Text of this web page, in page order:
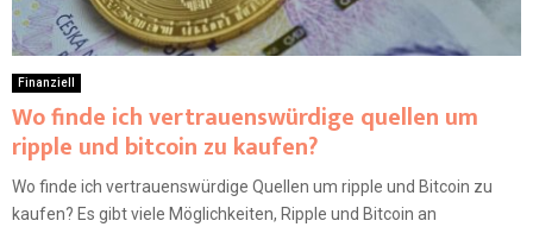
Finanziell
Wo finde ich vertrauenswürdige quellen um
ripple und bitcoin zu kaufen?
Wo finde ich vertrauenswürdige Quellen um ripple und Bitcoin zu
kaufen? Es gibt viele Möglichkeiten, Ripple und Bitcoin an